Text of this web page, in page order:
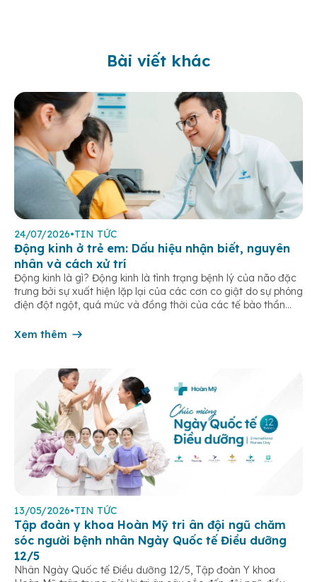
Bài viết khác
24/07/2026•TIN TỨC
Động kinh ở trẻ em: Dấu hiệu nhận biết, nguyên
nhân và cách xử trí
Động kinh là gì? Động kinh là tình trạng bệnh lý của não đặc
trưng bởi sự xuất hiện lặp lại của các cơn co giật do sự phóng
điện đột ngột, quá mức và đồng thời của các tế bào thần
Xem thêm
13/05/2026•TIN TỨC
Tập đoàn y khoa Hoàn Mỹ tri ân đội ngũ chăm
sóc người bệnh nhân Ngày Quốc tế Điều dưỡng
12/5
Nhân Ngày Quốc tế Điều dưỡng 12/5, Tập đoàn Y khoa